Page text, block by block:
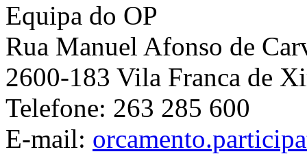
Equipa do OP
Rua Manuel Afonso de
2600-183 Vila Franca de
Telefone: 263 285 600
E-mail: